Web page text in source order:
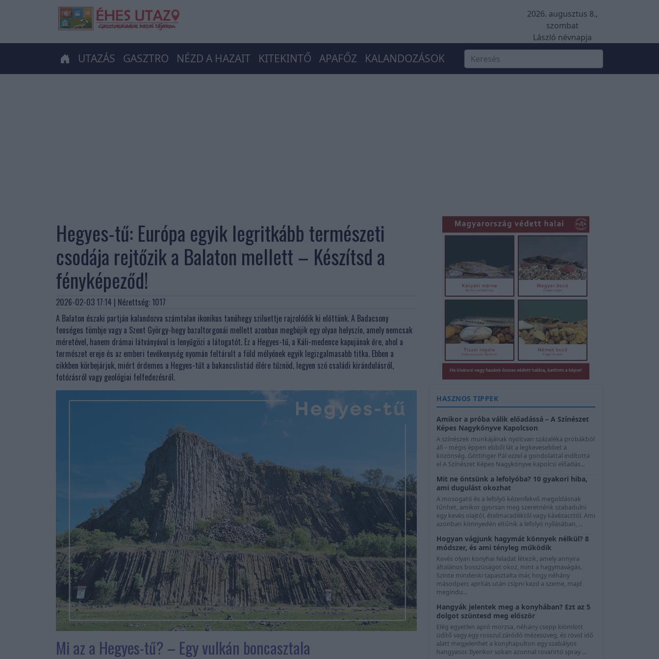
2026. augusztus 8.,
szombat
László névnapja
UTAZÁS GASZTRO NÉZD A HAZAIT KITEKINTŐ APAFŐZ KALANDOZÁSOK
Hegyes-tű: Európa egyik legritkább természeti
csodája rejtőzik a Balaton mellett – Készítsd a
fényképeződ!
2026-02-03 17:14 | Nézettség: 1017
A Balaton északi partján kalandozva számtalan ikonikus tanúhegy sziluettje rajzolódik ki előttünk. A Badacsony
fenséges tömbje vagy a Szent György-hegy bazaltorgonái mellett azonban megbújik egy olyan helyszín, amely nemcsak
méretével, hanem drámai látványával is lenyűgözi a látogatót. Ez a Hegyes-tű, a Káli-medence kapujának őre, ahol a
természet ereje és az emberi tevékenység nyomán feltárult a föld mélyének egyik legizgalmasabb titka. Ebben a
cikkben körbejárjuk, miért érdemes a Hegyes-tűt a bakancslistád élére tűznöd, legyen szó családi kirándulásról,
fotózásról vagy geológiai felfedezésről.
Mi az a Hegyes-tű? – Egy vulkán boncasztala
HASZNOS TIPPEK
Amikor a próba válik előadássá – A Színészet
Képes Nagykönyve Kapolcson
A színészek munkájának nyolcvan százaléka próbákból
áll – mégis éppen ebből lát a legkevesebbet a
közönség. Göttinger Pál ezzel a gondolattal indította
el A Színészet Képes Nagykönyve kapolcsi előadás...
Mit ne öntsünk a lefolyóba? 10 gyakori hiba,
ami dugulást okozhat
A mosogató és a lefolyó kézenfekvő megoldásnak
tűnhet, amikor gyorsan meg szeretnénk szabadulni
egy kevés olajtól, ételmaradéktól vagy kávézacctól. Ami
azonban könnyedén eltűnik a lefolyó nyílásában, ...
Hogyan vágjunk hagymát könnyek nélkül? 8
módszer, és ami tényleg működik
Kevés olyan konyhai feladat létezik, amely annyira
általános bosszúságot okoz, mint a hagymavágás.
Szinte mindenki tapasztalta már, hogy néhány
másodperc aprítás után csípni kezd a szeme, majd
megindu...
Hangyák jelentek meg a konyhában? Ezt az 5
dolgot szüntesd meg először
Elég egyetlen apró morzsa, néhány csepp kiömlött
üdítő vagy egy rosszul záródó mézesüveg, és rövid idő
alatt megjelenhet a konyhapulton egy szabályos
hangyasor. Ilyenkor sokan azonnal rovarirtó spray ...